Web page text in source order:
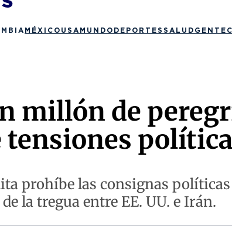
MÉXICO USA MUNDO DEPORTES SALUD GENTE
millón de
tensiones
prohíbe las consignas
la tregua entre EE. UU. e Irán.